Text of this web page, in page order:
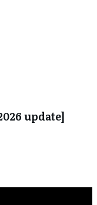
update]